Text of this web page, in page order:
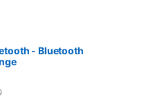
- Bluetooth